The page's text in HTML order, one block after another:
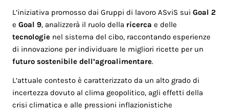
L’iniziativa promosso dai Gruppi di lavoro ASviS suiGoal 2
eGoal 9, analizzerà il ruolo della ricerca e delle
tecnologie nel sistema del cibo, raccontando esperienze
di innovazione per individuare le migliori ricette per un
futuro sostenibile dell’agroalimentare.
L’attuale contesto è caratterizzato da un alto grado di
incertezza dovuto al clima geopolitico, agli effetti della
crisi climatica e alle pressioni inflazionistiche